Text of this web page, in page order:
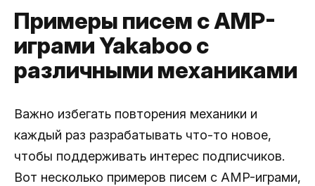
Примеры писем с AMP-
играми Yakaboo с
различными механиками
Важно избегать повторения механики и
каждый раз разрабатывать что-то новое,
чтобы поддерживать интерес подписчиков.
Вот несколько примеров писем с AMP-играми,